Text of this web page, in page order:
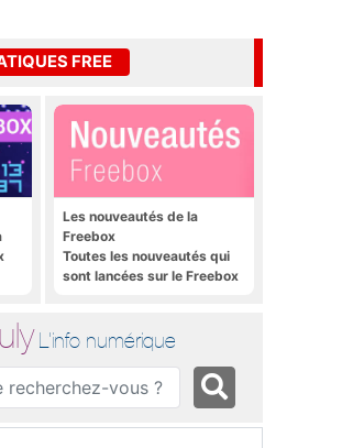
FREE
Les nouveautés de la
Freebox
Toutes les nouveautés qui
sont lancées sur le Freebox
L'info numérique